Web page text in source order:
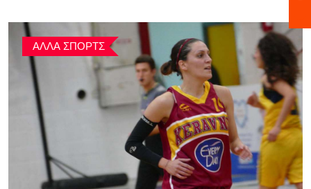
ΑΛΛΑ ΣΠΟΡΤΣ